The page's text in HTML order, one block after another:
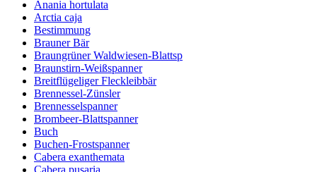
Anania hortulata
Arctia caja
Bestimmung
Brauner Bär
Braungrüner Waldwiesen-Blattsp
Braunstirn-Weißspanner
Breitflügeliger Fleckleibbär
Brennessel-Zünsler
Brennesselspanner
Brombeer-Blattspanner
Buch
Buchen-Frostspanner
Cabera exanthemata